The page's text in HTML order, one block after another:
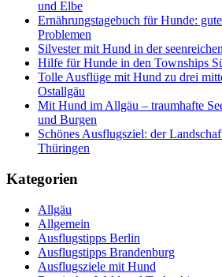
und Elbe
Ernährungstagebuch für Hunde:
Problemen
Silvester mit Hund in der
Hilfe für Hunde in den Townships
Tolle Ausflüge mit Hund zu drei
Ostallgäu
Mit Hund im Allgäu – traumhafte
und Burgen
Schönes Ausflugsziel: der
Thüringen
Kategorien
Allgäu
Allgemein
Ausflugstipps Berlin
Ausflugstipps Brandenburg
Ausflugsziele mit Hund